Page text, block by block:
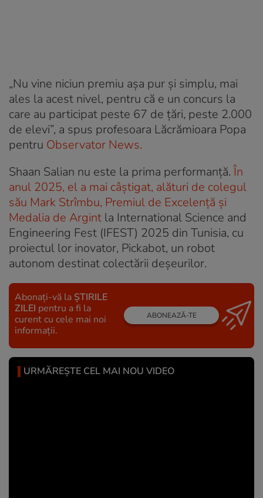
„Nu vine niciun premiu aşa pur şi simplu, mai
ales la acest nivel, pentru că e un concurs la
care au participat peste 67 de ţări, peste 2.000
de elevi”, a spus profesoara Lăcrămioara Popa
pentru Observator News.
Shaan Salian nu este la prima performanță.În
anul 2025, el a mai câștigat, alături de colegul
său Mark Strîmbu, Premiul de Excelență și
Medalia de Argint la International Science and
Engineering Fest (IFEST) 2025 din Tunisia, cu
proiectul lor inovator, Pickabot, un robot
autonom destinat colectării deșeurilor.
Abonați-vă la ȘTIRILE
ZILEI pentru a fi la
curent cu cele mai noi
informații.
ABONEAZĂ-TE
URMĂREȘTE CEL MAI NOU VIDEO